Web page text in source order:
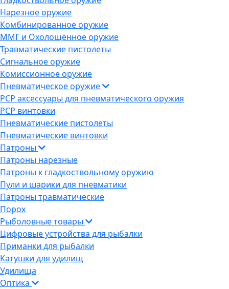
Нарезное оружие
Комбинированное оружие
ММГ и Охолощённое оружие
Травматические пистолеты
Сигнальное оружие
Комиссионное оружие
Пневматическое оружие
PCP аксессуары для пневматического оружия
PCP винтовки
Пневматические пистолеты
Пневматические винтовки
Патроны
Патроны нарезные
Патроны к гладкоствольному оружию
Пули и шарики для пневматики
Патроны травматические
Порох
Рыболовные товары
Цифровые устройства для рыбалки
Приманки для рыбалки
Катушки для удилищ
Удилища
Оптика